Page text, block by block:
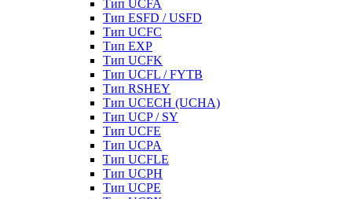
Тип UCFA
Тип ESFD / USFD
Тип UCFC
Тип EXP
Тип UCFK
Тип UCFL / FYTB
Тип RSHEY
Тип UCECH (UCHA)
Тип UCP / SY
Тип UCFE
Тип UCPA
Тип UCFLE
Тип UCPH
Тип UCPE